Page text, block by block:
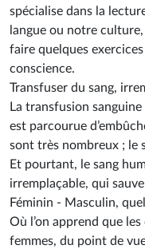
spécialise dans la
langue ou notre
faire quelques
conscience.
Transfuser du sang,
La transfusion
est parcourue
sont très nombreux ; le
Et pourtant, le sang
irremplaçable, qui
Féminin - Masculin,
Où l’on apprend que
femmes, du point de